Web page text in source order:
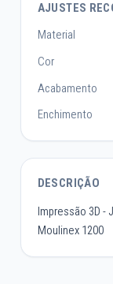
AJUSTES
Material
Cor
Acabamento
Enchimento
DESCRIÇÃO
Impressão 3D -
Moulinex 1200